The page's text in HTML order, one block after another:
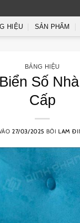
HIỆU SẢN PHẨM
BẢNG HIỆU
Số
Cấp
27/03/2025 BỞI LAM